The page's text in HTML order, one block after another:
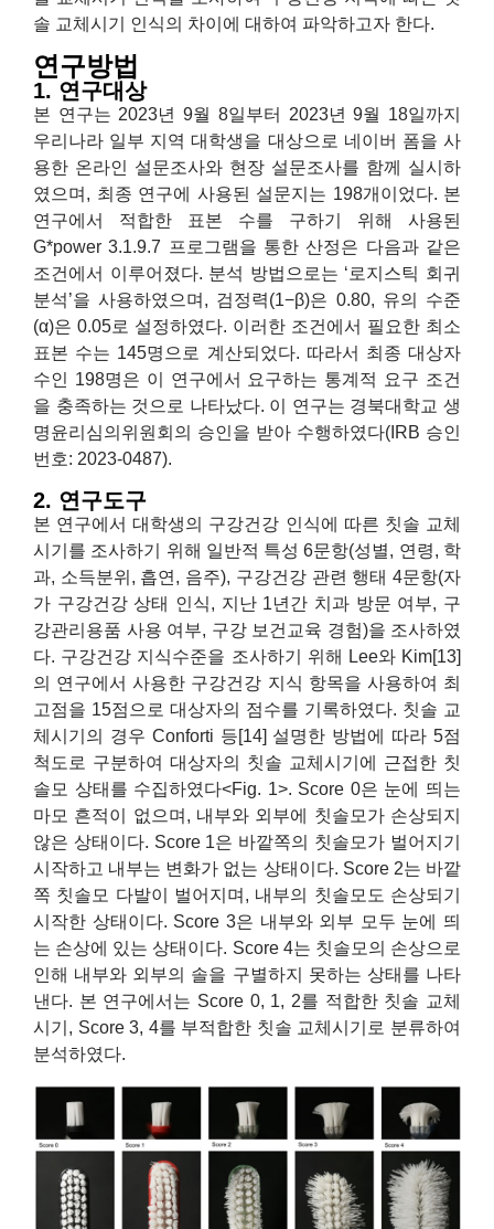
솔 교체시기 인식의 차이에 대하여 파악하고자 한다.
연구방법
1. 연구대상
본 연구는 2023년 9월 8일부터 2023년 9월 18일까지
우리나라 일부 지역 대학생을 대상으로 네이버 폼을 사
용한 온라인 설문조사와 현장 설문조사를 함께 실시하
였으며, 최종 연구에 사용된 설문지는 198개이었다. 본
연구에서 적합한 표본 수를 구하기 위해 사용된
G*power 3.1.9.7 프로그램을 통한 산정은 다음과 같은
조건에서 이루어졌다. 분석 방법으로는 ‘로지스틱 회귀
분석’을 사용하였으며, 검정력(1−β)은 0.80, 유의 수준
(α)은 0.05로 설정하였다. 이러한 조건에서 필요한 최소
표본 수는 145명으로 계산되었다. 따라서 최종 대상자
수인 198명은 이 연구에서 요구하는 통계적 요구 조건
을 충족하는 것으로 나타났다. 이 연구는 경북대학교 생
명윤리심의위원회의 승인을 받아 수행하였다(IRB 승인
번호: 2023-0487).
2. 연구도구
본 연구에서 대학생의 구강건강 인식에 따른 칫솔 교체
시기를 조사하기 위해 일반적 특성 6문항(성별, 연령, 학
과, 소득분위, 흡연, 음주), 구강건강 관련 행태 4문항(자
가 구강건강 상태 인식, 지난 1년간 치과 방문 여부, 구
강관리용품 사용 여부, 구강 보건교육 경험)을 조사하였
다. 구강건강 지식수준을 조사하기 위해 Lee와 Kim[13]
의 연구에서 사용한 구강건강 지식 항목을 사용하여 최
고점을 15점으로 대상자의 점수를 기록하였다. 칫솔 교
체시기의 경우 Conforti 등[14] 설명한 방법에 따라 5점
척도로 구분하여 대상자의 칫솔 교체시기에 근접한 칫
솔모 상태를 수집하였다<Fig. 1>. Score 0은 눈에 띄는
마모 흔적이 없으며, 내부와 외부에 칫솔모가 손상되지
않은 상태이다. Score 1은 바깥쪽의 칫솔모가 벌어지기
시작하고 내부는 변화가 없는 상태이다. Score 2는 바깥
쪽 칫솔모 다발이 벌어지며, 내부의 칫솔모도 손상되기
시작한 상태이다. Score 3은 내부와 외부 모두 눈에 띄
는 손상에 있는 상태이다. Score 4는 칫솔모의 손상으로
인해 내부와 외부의 솔을 구별하지 못하는 상태를 나타
낸다. 본 연구에서는 Score 0, 1, 2를 적합한 칫솔 교체
시기, Score 3, 4를 부적합한 칫솔 교체시기로 분류하여
분석하였다.